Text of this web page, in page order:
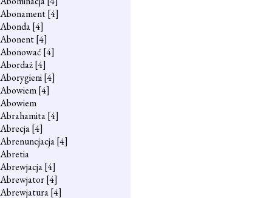
Abonament[4]
Abonda[4]
Abonent[4]
Abonować [4]
Abordaż[4]
Aborygieni[4]
Abowiem[4]
Abowiem
Abrahamita[4]
Abrecja[4]
Abrenuncjacja[4]
Abretia
Abrewjacja[4]
Abrewjator[4]
Abrewjatura[4]